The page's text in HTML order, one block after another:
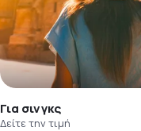
Για σινγκς
Δείτε την τιμή